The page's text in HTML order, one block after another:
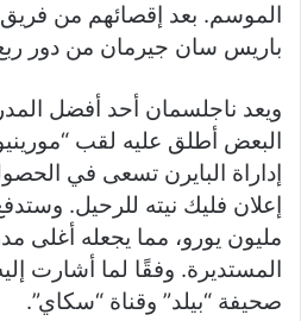
الموسم. بعد إقصائهم من فريق
باريس سان جيرمان من دور ربع
ويعد ناجلسمان أحد أفضل
البعض أطلق عليه لقب
إداراة البايرن تسعى في
مليون يورو، مما يجعله أغلى
المستديرة. وفقًا لما أشارت
صحيفة “بيلد” وقناة “سكاي”.